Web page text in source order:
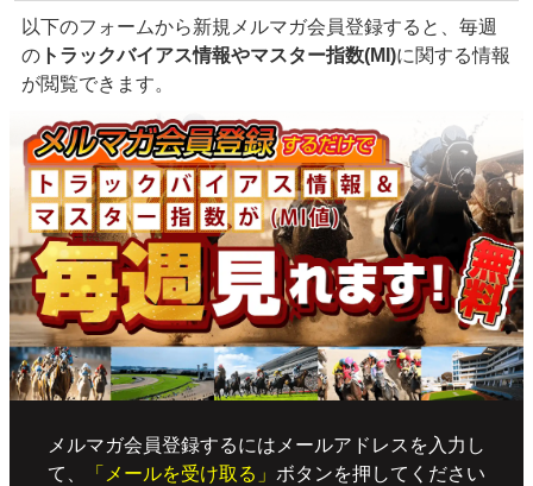
以下のフォームから新規メルマガ会員登録すると、毎週
の トラックバイアス情報やマスター指数(MI)に関する情報
が閲覧できます。
メルマガ会員登録するにはメールアドレスを入力し
て、
「メールを受け取る」 ボタンを押してください